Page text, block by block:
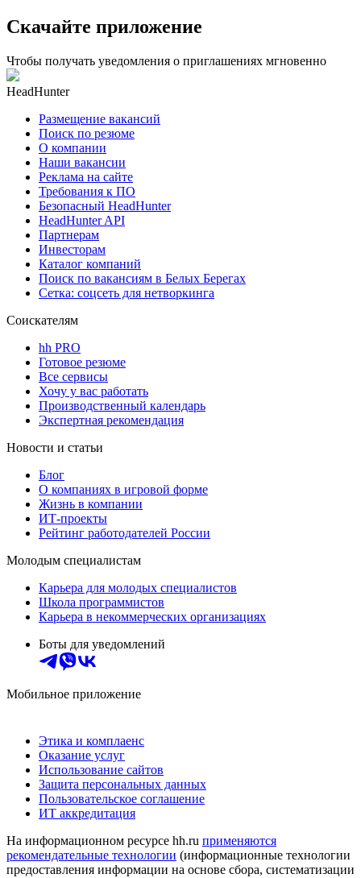
Скачайте приложение
Чтобы получать уведомления о приглашениях мгновенно
HeadHunter
Размещение вакансий
Поиск по резюме
О компании
Наши вакансии
Реклама на сайте
Требования к ПО
Безопасный HeadHunter
HeadHunter API
Партнерам
Инвесторам
Каталог компаний
Поиск по вакансиям в Белых Берегах
Сетка: соцсеть для нетворкинга
Соискателям
hh PRO
Готовое резюме
Все сервисы
Хочу у вас работать
Производственный календарь
Экспертная рекомендация
Новости и статьи
Блог
О компаниях в игровой форме
Жизнь в компании
ИТ-проекты
Рейтинг работодателей России
Молодым специалистам
Карьера для молодых специалистов
Школа программистов
Карьера в некоммерческих организациях
Боты для уведомлений
Мобильное приложение
Этика и комплаенс
Оказание услуг
Использование сайтов
Защита персональных данных
Пользовательское соглашение
ИТ аккредитация
На информационном ресурсе hh.ru применяются
рекомендательные технологии (информационные технологии
предоставления информации на основе сбора, систематизации